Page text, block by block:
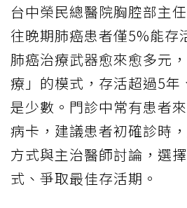
台中榮民總醫院胸腔部主
往晚期肺癌患者僅5%能存
肺癌治療武器愈來愈多元
療」的模式，存活超過5年
是少數。門診中常有患者
病卡，建議患者初確診時
方式與主治醫師討論，選
式、爭取最佳存活期。